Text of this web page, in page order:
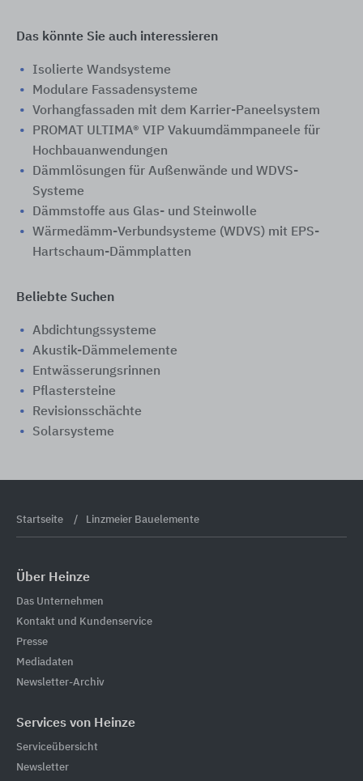
Das könnte Sie auch interessieren
Isolierte Wandsysteme
Modulare Fassadensysteme
Vorhangfassaden mit dem Karrier-Paneelsystem
PROMAT ULTIMA® VIP Vakuumdämmpaneele für
Hochbauanwendungen
Dämmlösungen für Außenwände und WDVS-
Systeme
Dämmstoffe aus Glas- und Steinwolle
Wärmedämm-Verbundsysteme (WDVS) mit EPS-
Hartschaum-Dämmplatten
Beliebte Suchen
Abdichtungssysteme
Akustik-Dämmelemente
Entwässerungsrinnen
Pflastersteine
Revisionsschächte
Solarsysteme
Startseite Linzmeier Bauelemente
Über Heinze
Das Unternehmen
Kontakt und Kundenservice
Presse
Mediadaten
Newsletter-Archiv
Services von Heinze
Serviceübersicht
Newsletter